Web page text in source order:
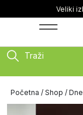
Veliki
Traži
Početna / Shop /